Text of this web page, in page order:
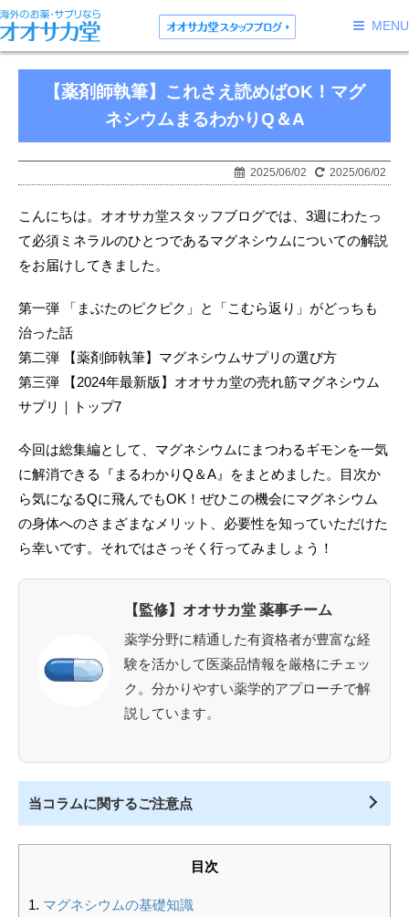
MENU
【薬剤師執筆】これさえ読めばOK！マグ
ネシウムまるわかりQ＆A
2025/06/02 2025/06/02
こんにちは。オオサカ堂スタッフブログでは、3週にわたっ
て必須ミネラルのひとつであるマグネシウムについての解説
をお届けしてきました。
第一弾 「まぶたのピクピク」と「こむら返り」がどっちも
治った話
第二弾 【薬剤師執筆】マグネシウムサプリの選び方
第三弾 【2024年最新版】オオサカ堂の売れ筋マグネシウム
サプリ｜トップ7
今回は総集編として、マグネシウムにまつわるギモンを一気
に解消できる『まるわかりQ＆A』をまとめました。目次か
ら気になるQに飛んでもOK！ぜひこの機会にマグネシウム
の身体へのさまざまなメリット、必要性を知っていただけた
ら幸いです。それではさっそく行ってみましょう！
【監修】オオサカ堂 薬事チーム
薬学分野に精通した有資格者が豊富な経
験を活かして医薬品情報を厳格にチェッ
ク。分かりやすい薬学的アプローチで解
説しています。
当コラムに関するご注意点
目次
マグネシウムの基礎知識